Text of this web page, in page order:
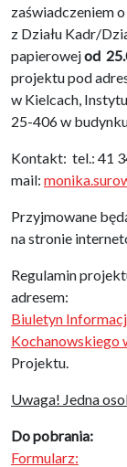
zaświadczeniem
z Działu Kadr/
papierowejod
projektu pod
w Kielcach,
25-406 w
Kontakt: tel.: 41
mail:
Przyjmowane
na stronie
Regulamin
adresem:
Biuletyn
Kochanowskiego
Projektu.
Uwaga! Jedna
Do pobrania:
Formularz: